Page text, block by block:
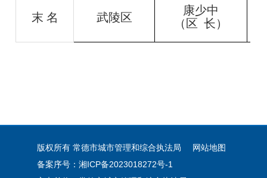
末 名 武陵区
康少中
（区 长）
版权所有 常德市城市管理和综合执法局
网站地图
备案序号：湘ICP备2023018272号-1